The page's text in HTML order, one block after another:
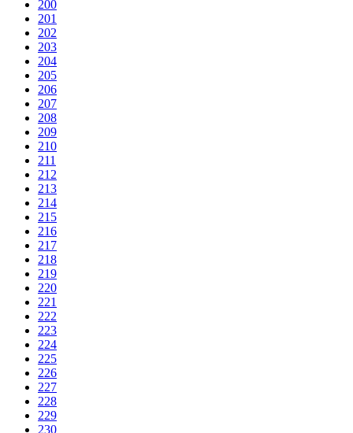
200
201
202
203
204
205
206
207
208
209
210
211
212
213
214
215
216
217
218
219
220
221
222
223
224
225
226
227
228
229
230